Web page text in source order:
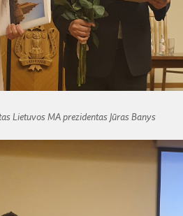
Lietuvos MA prezidentas Jūras Banys